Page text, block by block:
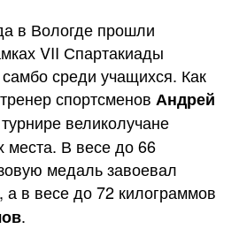
в Вологде прошли
VII Спартакиады
среди учащихся. Как
спортсменов Андрей
великолучане
места. В весе до 66
медаль завоевал
, а в весе до 72 килограммов
.